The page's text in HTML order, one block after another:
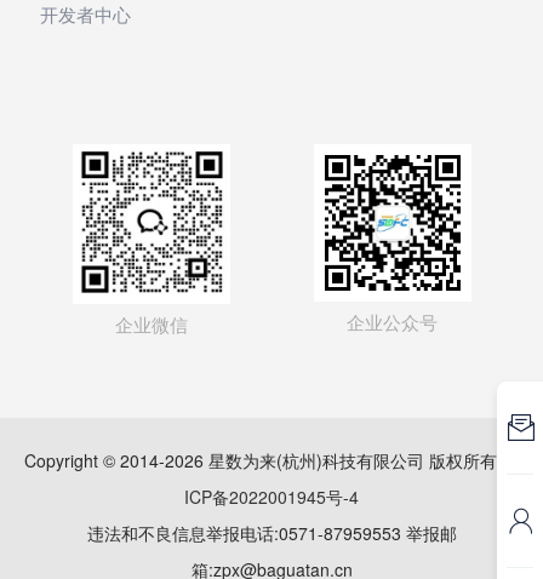
开发者中心
企业微信 企业公众号
Copyright © 2014-2026 星数为来(杭州)科技有限公司 版权所有
ICP备2022001945号-4
违法和不良信息举报电话:0571-87959553 举报邮
箱:zpx@baguatan.cn

